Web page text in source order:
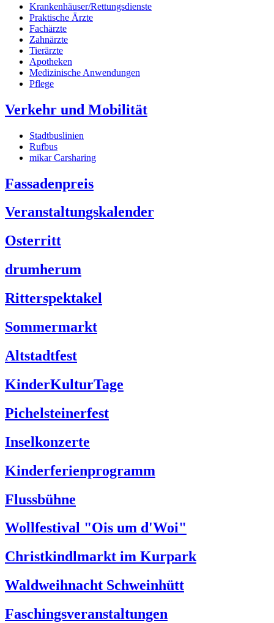
Krankenhäuser/Rettungsdienste
Praktische Ärzte
Fachärzte
Zahnärzte
Tierärzte
Apotheken
Medizinische Anwendungen
Pflege
Verkehr und Mobilität
Stadtbuslinien
Rufbus
mikar Carsharing
Fassadenpreis
Veranstaltungskalender
Osterritt
drumherum
Ritterspektakel
Sommermarkt
Altstadtfest
KinderKulturTage
Pichelsteinerfest
Inselkonzerte
Kinderferienprogramm
Flussbühne
Wollfestival "Ois um d'Woi"
Christkindlmarkt im Kurpark
Waldweihnacht Schweinhütt
Faschingsveranstaltungen